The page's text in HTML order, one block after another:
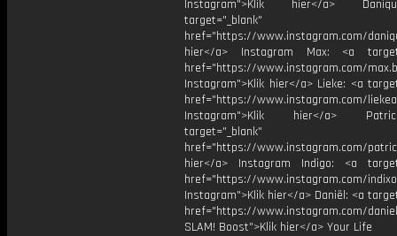
Instagram">Klik hier</a>
target="_blank"
href="https://www.instagram.com/
hier</a> Instagram Max: <a
href="https://www.instagram.com/
Instagram">Klik hier</a> Lieke: <a
href="https://www.instagram.com/
Instagram">Klik hier</a>
target="_blank"
href="https://www.instagram.com/
hier</a> Instagram Indigo: <a
href="https://www.instagram.com/
Instagram">Klik hier</a> Daniël: <a
href="https://www.instagram.com/
SLAM! Boost">Klik hier</a> Your Life